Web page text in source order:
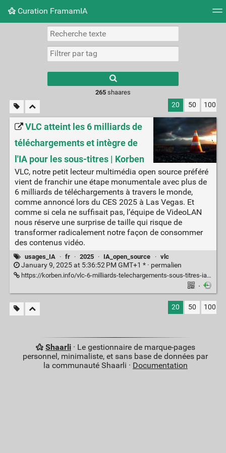
Curation FramamIA
Nuage de tags Mur d'images
265shaares
20 50 100
VLC atteint les 6 milliards de
téléchargements et intègre de
l'IA pour les sous-titres | Korben
VLC, notre petit lecteur multimédia open source préféré
vient de franchir une étape monumentale avec plus de
6 milliards de téléchargements à travers le monde,
comme annoncé lors du CES 2025 à Las Vegas. Et
comme si cela ne suffisait pas, l’équipe de VideoLAN
nous réserve une surprise de taille qui risque de
transformer radicalement notre façon de consommer
des contenus vidéo.
usages_IA · fr · 2025 · IA_open_source · vlc
January 9, 2025 at 5:36:52 PM GMT+1 * · permalien
https://korben.info/vlc-6-milliards-telechargements-sous-titres-ia.html
·
20 50 100
Shaarli· Le gestionnaire de marque-pages
personnel, minimaliste, et sans base de données par
la communauté Shaarli · Documentation